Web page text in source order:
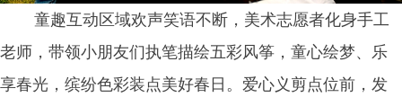
童趣互动区域欢声笑语不断，美术志愿者化身手工
老师，带领小朋友们执笔描绘五彩风筝，童心绘梦、乐
享春光，缤纷色彩装点美好春日。爱心义剪点位前，发